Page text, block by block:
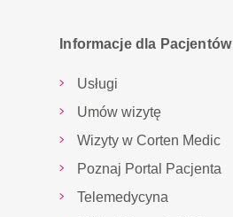
Informacje dla Pacjentów
Usługi
Umów wizytę
Wizyty w Corten Medic
Poznaj Portal Pacjenta
Telemedycyna